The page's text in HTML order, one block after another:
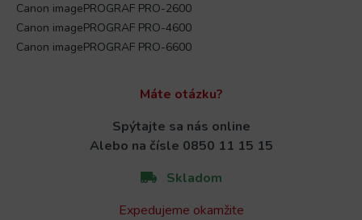
Canon imagePROGRAF PRO-2600
Canon imagePROGRAF PRO-4600
Canon imagePROGRAF PRO-6600
Máte otázku?
Spýtajte sa nás online
Alebo na čísle 0850 11 15 15
Skladom
Expedujeme okamžite